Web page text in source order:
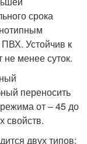
срока
Устойчив к
не менее суток.
переносить
от – 45 до
свойств.
двух типов: